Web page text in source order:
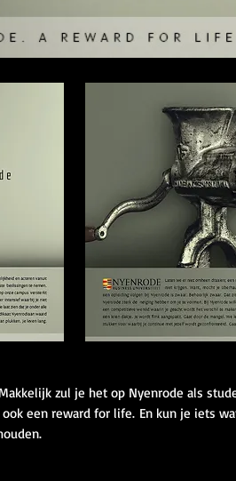
zul je het op Nyenrode als
een reward for life. En kun je iets